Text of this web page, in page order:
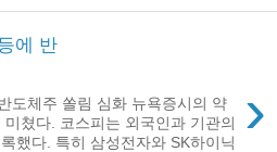
에 반
›
도체주 쏠림 심화 뉴욕증시의 약
쳤다. 코스피는 외국인과 기관의
했다. 특히 삼성전자와 SK하이닉